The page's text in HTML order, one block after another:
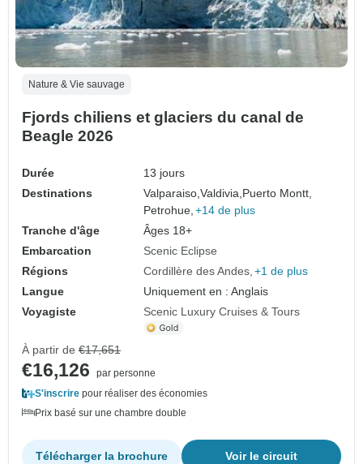
Nature & Vie sauvage
Fjords chiliens et glaciers du canal de
Beagle 2026
Durée
13 jours
Destinations
Valparaiso,Valdivia,Puerto Montt,
Petrohue, +14 de plus
Tranche d'âge
Âges 18+
Embarcation
Scenic Eclipse
Régions
Cordillère des Andes +1 de plus
Langue
Uniquement en : Anglais
Voyagiste
Scenic Luxury Cruises & Tours
À partir de €17,651
€16,126
par personne
S'inscrire pour réaliser des économies
Prix basé sur une chambre double
Voir le circuit
Télécharger la brochure